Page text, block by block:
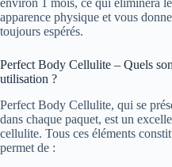
apparence physique et vous
toujours espérés.
Perfect Body Cellulite – Quels
utilisation ?
Perfect Body Cellulite, qui se
dans chaque paquet, est un
cellulite. Tous ces éléments
permet de :